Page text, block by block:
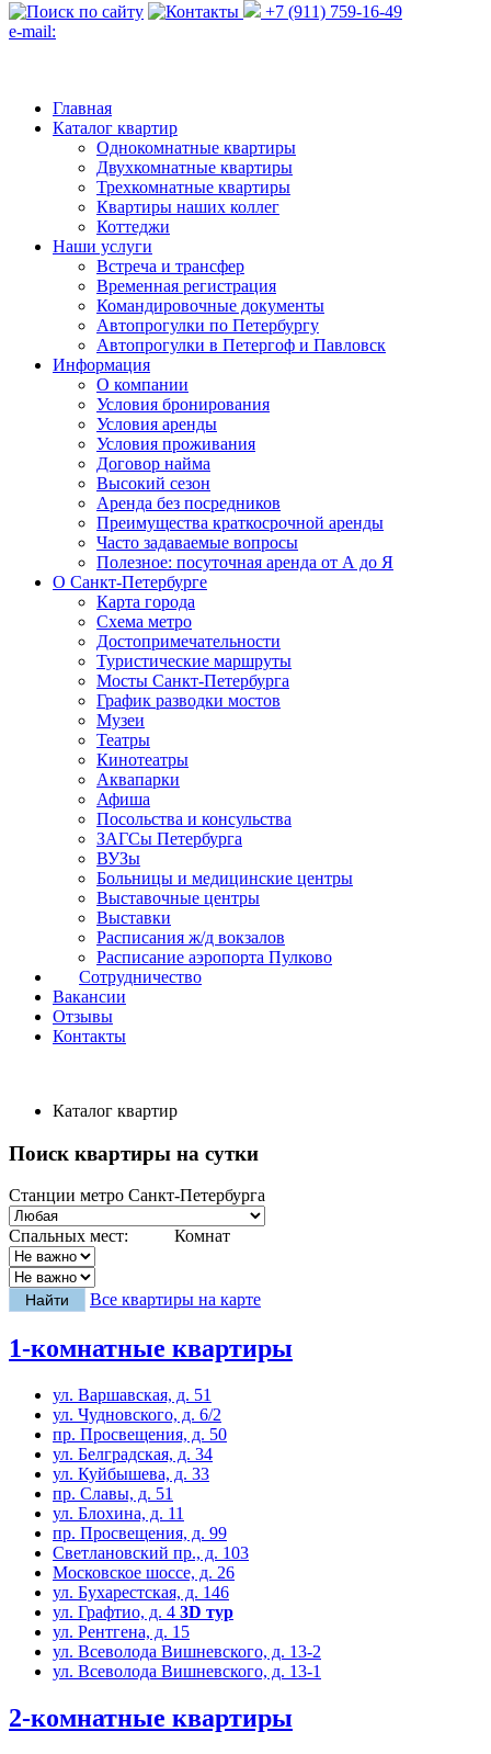
+7 (911) 759-16-49
e-mail:
Главная
Каталог квартир
Однокомнатные квартиры
Двухкомнатные квартиры
Трехкомнатные квартиры
Квартиры наших коллег
Коттеджи
Наши услуги
Встреча и трансфер
Временная регистрация
Командировочные документы
Автопрогулки по Петербургу
Автопрогулки в Петергоф и Павловск
Информация
О компании
Условия бронирования
Условия аренды
Условия проживания
Договор найма
Высокий сезон
Аренда без посредников
Преимущества краткосрочной аренды
Часто задаваемые вопросы
Полезное: посуточная аренда от А до Я
О Санкт-Петербурге
Карта города
Схема метро
Достопримечательности
Туристические маршруты
Мосты Санкт-Петербурга
График разводки мостов
Музеи
Театры
Кинотеатры
Аквапарки
Афиша
Посольства и консульства
ЗАГСы Петербурга
ВУЗы
Больницы и медицинские центры
Выставочные центры
Выставки
Расписания ж/д вокзалов
Расписание аэропорта Пулково
Сотрудничество
Вакансии
Отзывы
Контакты
Каталог квартир
Поиск квартиры на сутки
Станции метро Санкт-Петербурга
Спальных мест: Комнат
Все квартиры на карте
1-комнатные квартиры
ул. Варшавская, д. 51
ул. Чудновского, д. 6/2
пр. Просвещения, д. 50
ул. Белградская, д. 34
ул. Куйбышева, д. 33
пр. Славы, д. 51
ул. Блохина, д. 11
пр. Просвещения, д. 99
Светлановский пр., д. 103
Московское шоссе, д. 26
ул. Бухарестская, д. 146
ул. Графтио, д. 4 3D тур
ул. Рентгена, д. 15
ул. Всеволода Вишневского, д. 13-2
ул. Всеволода Вишневского, д. 13-1
2-комнатные квартиры